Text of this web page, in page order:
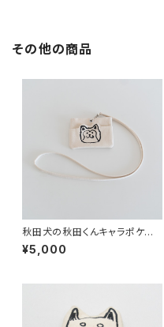
その他の商品
秋田犬の秋田くんキャラポケパ
スケース/IDカードケース
¥5,000